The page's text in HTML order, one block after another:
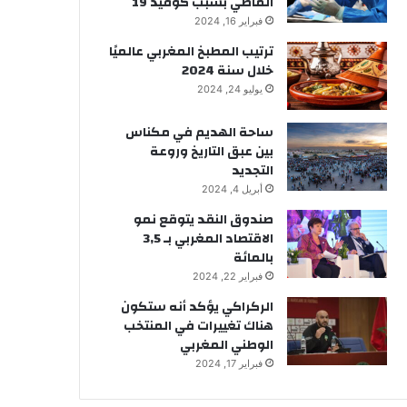
فبراير 16, 2024
ترتيب المطبخ المغربي عالميًا
خلال سنة 2024
يوليو 24, 2024
ساحة الهديم في مكناس
بين عبق التاريخ وروعة
التجديد
أبريل 4, 2024
صندوق النقد يتوقع نمو
الاقتصاد المغربي بـ 3,5
بالمائة
فبراير 22, 2024
الركراكي يؤكد أنه ستكون
هناك تغييرات في المنتخب
الوطني المغربي
فبراير 17, 2024